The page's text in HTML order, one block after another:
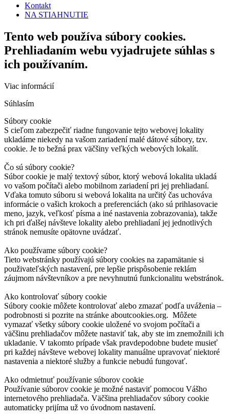
Kontakt
NA STIAHNUTIE
Tento web používa súbory cookies.
Prehliadaním webu vyjadrujete súhlas s
ich používaním.
Viac informácií
Súhlasím
Súbory cookie
S cieľom zabezpečiť riadne fungovanie tejto webovej lokality
ukladáme niekedy na vašom zariadení malé dátové súbory, tzv.
cookie. Je to bežná prax väčšiny veľkých webových lokalít.
Čo sú súbory cookie?
Súbor cookie je malý textový súbor, ktorý webová lokalita ukladá
vo vašom počítači alebo mobilnom zariadení pri jej prehliadaní.
Vďaka tomuto súboru si webová lokalita na určitý čas uchováva
informácie o vašich krokoch a preferenciách (ako sú prihlasovacie
meno, jazyk, veľkosť písma a iné nastavenia zobrazovania), takže
ich pri ďalšej návšteve lokality alebo prehliadaní jej jednotlivých
stránok nemusíte opätovne uvádzať.
Ako používame súbory cookie?
Tieto webstránky používajú súbory cookies na zapamätanie si
použivateľských nastavení, pre lepšie prispôsobenie reklám
záujmom návštevníkov a pre nevyhnutnú funkcionalitu webstránok.
Ako kontrolovať súbory cookie
Súbory cookie môžete kontrolovať alebo zmazať podľa uváženia –
podrobnosti si pozrite na stránke aboutcookies.org. Môžete
vymazať všetky súbory cookie uložené vo svojom počítači a
väčšinu prehliadačov môžete nastaviť tak, aby ste im znemožnili ich
ukladanie. V takomto prípade však pravdepodobne budete musieť
pri každej návšteve webovej lokality manuálne upravovať niektoré
nastavenia a niektoré služby a funkcie nebudú fungovať.
Ako odmietnuť používanie súborov cookie
Používanie súborov cookie je možné nastaviť pomocou Vášho
internetového prehliadača. Väčšina prehliadačov súbory cookie
automaticky prijíma už vo úvodnom nastavení.